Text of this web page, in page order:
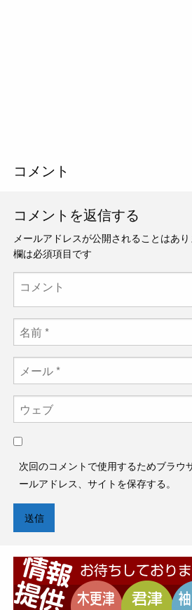
コメント
コメントを返信する
メールアドレスが公開されることはあり
欄は必須項目です
次回のコメントで使用するためブラウ
ールアドレス、サイトを保存する。